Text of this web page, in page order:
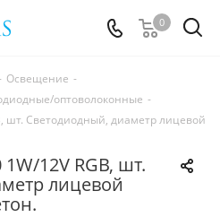
0
Освещение -
оптоволоконные -
шт. Светодиодный, диаметр лицевой
12V RGB, шт.
лицевой